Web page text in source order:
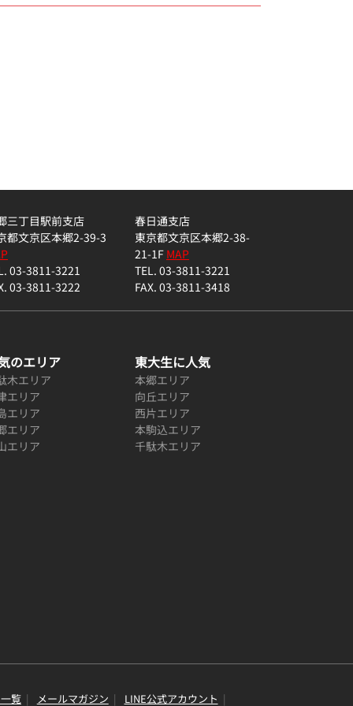
三丁目駅前支店
都文京区本郷2-39-3
03-3811-3221
03-3811-3222
春日通支店
東京都文京区本郷2-38-
21-1FMAP
TEL. 03-3811-3221
FAX. 03-3811-3418
のエリア
木エリア
エリア
エリア
エリア
エリア
東大生に人気
本郷エリア
向丘エリア
西片エリア
本駒込エリア
千駄木エリア
覧 メールマガジン LINE公式アカウント